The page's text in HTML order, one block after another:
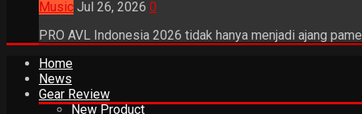
Music Jul 26, 2026 0
PRO AVL Indonesia 2026 tidak hanya menjadi ajang
Home
News
Gear Review
New Product